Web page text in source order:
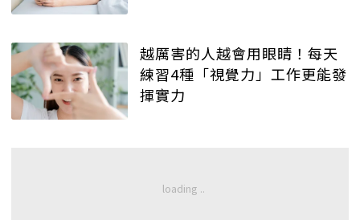
越厲害的人越會用眼睛！每天
練習4種「視覺力」工作更能發
揮實力